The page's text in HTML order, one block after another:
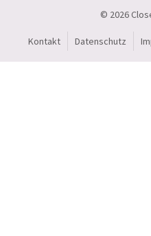
© 2026
Kontakt Datenschutz